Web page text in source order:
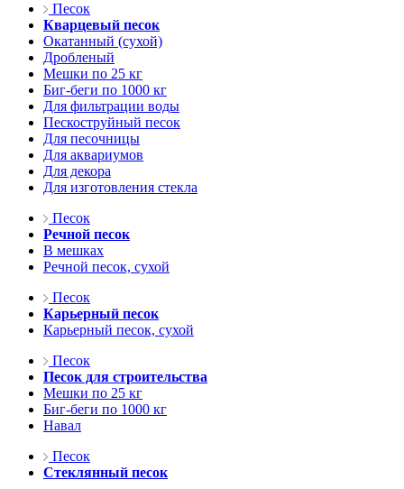
Песок
Кварцевый песок
Окатанный (сухой)
Дробленый
Мешки по 25 кг
Биг-беги по 1000 кг
Для фильтрации воды
Пескоструйный песок
Для песочницы
Для аквариумов
Для декора
Для изготовления стекла
Песок
Речной песок
В мешках
Речной песок, сухой
Песок
Карьерный песок
Карьерный песок, сухой
Песок
Песок для строительства
Мешки по 25 кг
Биг-беги по 1000 кг
Навал
Песок
Стеклянный песок